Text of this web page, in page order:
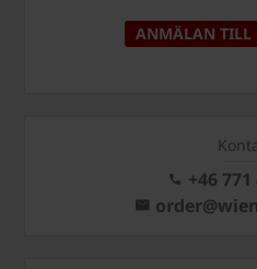
ANMÄLAN TILL
+46 771